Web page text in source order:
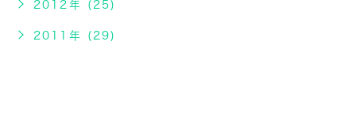
2012年 (25)
2011年 (29)